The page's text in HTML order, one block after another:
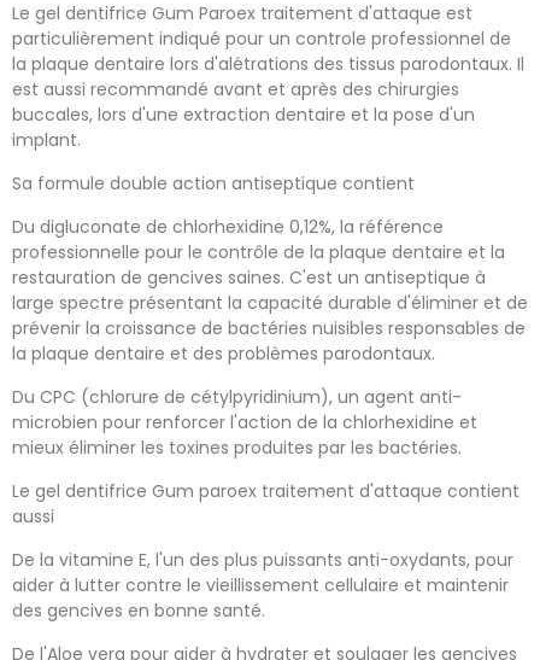
Le gel dentifrice Gum Paroex traitement d'attaque est
particulièrement indiqué pour un controle professionnel de
la plaque dentaire lors d'alétrations des tissus parodontaux. Il
est aussi recommandé avant et après des chirurgies
buccales, lors d'une extraction dentaire et la pose d'un
implant.
Sa formule double action antiseptique contient
Du digluconate de chlorhexidine 0,12%, la référence
professionnelle pour le contrôle de la plaque dentaire et la
restauration de gencives saines. C'est un antiseptique à
large spectre présentant la capacité durable d'éliminer et de
prévenir la croissance de bactéries nuisibles responsables de
la plaque dentaire et des problèmes parodontaux.
Du CPC (chlorure de cétylpyridinium), un agent anti-
microbien pour renforcer l'action de la chlorhexidine et
mieux éliminer les toxines produites par les bactéries.
Le gel dentifrice Gum paroex traitement d'attaque contient
aussi
De la vitamine E, l'un des plus puissants anti-oxydants, pour
aider à lutter contre le vieillissement cellulaire et maintenir
des gencives en bonne santé.
De l'Aloe vera pour aider à hydrater et soulager les gencives